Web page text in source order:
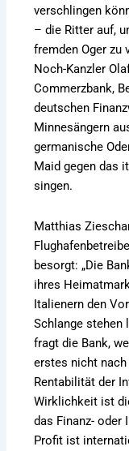
verschlingen
– die Ritter auf,
fremden Oger zu
Noch-Kanzler
Commerzbank,
deutschen
Minnesängern
germanische
Maid gegen das
singen.
Matthias
besorgt: „Die
ihres
Italienern den
Schlange stehen
fragt die Bank,
erstes nicht
Rentabilität der
Wirklichkeit ist
das Finanz- oder
Profit ist